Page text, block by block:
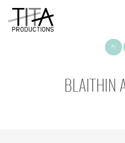
Fr
BLAITHIN